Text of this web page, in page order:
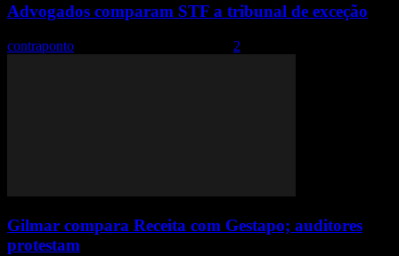
Advogados comparam STF a tribunal de exceção
contraponto 2
Gilmar compara Receita com Gestapo; auditores
protestam